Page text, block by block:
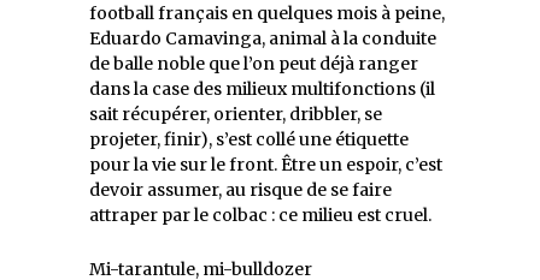
football français en quelques mois à peine,
Eduardo Camavinga, animal à la conduite
de balle noble que l’on peut déjà ranger
dans la case des milieux multifonctions (il
sait récupérer, orienter, dribbler, se
projeter, finir), s’est collé une étiquette
pour la vie sur le front. Être un espoir, c’est
devoir assumer, au risque de se faire
attraper par le colbac : ce milieu est cruel.
Mi-tarantule, mi-bulldozer